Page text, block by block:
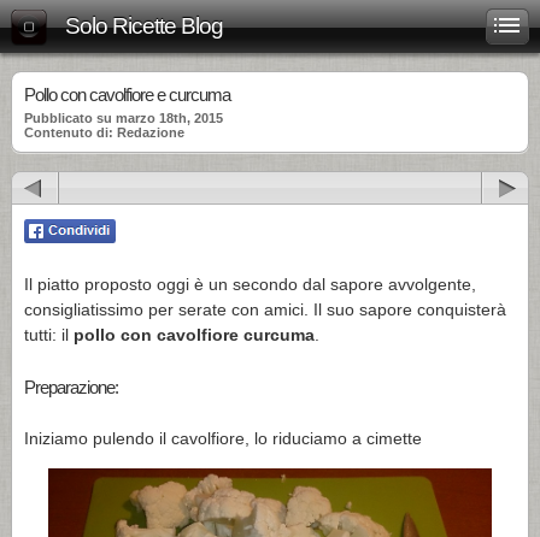
Solo Ricette Blog
Pollo con cavolfiore e curcuma
Pubblicato su marzo 18th, 2015
Contenuto di: Redazione
Il piatto proposto oggi è un secondo dal sapore avvolgente,
consigliatissimo per serate con amici. Il suo sapore conquisterà
tutti: il pollo con cavolfiore curcuma
Preparazione:
Iniziamo pulendo il cavolfiore, lo riduciamo a cimette